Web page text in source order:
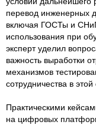
перевод инженерных
включая ГОСТы и
использования при
эксперт уделил
важность выработки
механизмов
сотрудничества в
Практическими
на цифровых